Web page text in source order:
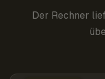
Der Rechner